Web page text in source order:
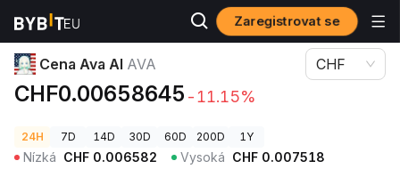
Zaregistrovat se
Ceny kryptoměn Cena Ava AI AVA
Cena Ava AI AVA
CHF0.00658645 -11.15%
CHF
24H 7D 14D 30D 60D 200D 1Y
Nízká CHF 0.006582 Vysoká CHF 0.007518